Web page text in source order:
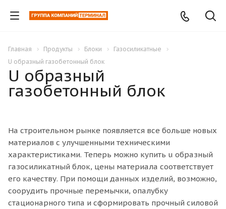
Главная Продукты Блоки
Газосиликатные
U образный газобетонный блок
U образный
газобетонный блок
На строительном рынке появляется все больше новых
материалов с улучшенными техническими
характеристиками. Теперь можно купить u образный
газосиликатный блок, цены материала соответствует
его качеству. При помощи данных изделий, возможно,
соорудить прочные перемычки, опалубку
стационарного типа и сформировать прочный силовой